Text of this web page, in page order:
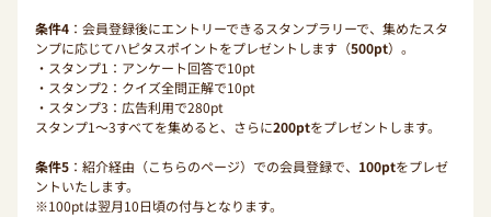
条件4 ：会員登録後にエントリーできるスタンプラリーで、集めたスタ
ンプに応じてハピタスポイントをプレゼントします（500pt）。
・スタンプ1：アンケート回答で10pt
・スタンプ2：クイズ全問正解で10pt
・スタンプ3：広告利用で280pt
スタンプ1〜3すべてを集めると、さらに200ptをプレゼントします。
条件5 ：紹介経由（こちらのページ）での会員登録で、 100ptをプレゼ
ントいたします。
※100ptは翌月10日頃の付与となります。